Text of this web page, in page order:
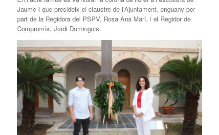
Jaume I que presideix el claustre de l’Ajuntament, enguany per
part de la Regidora del PSPV, Rosa Ana Marí, i el Regidor de
Compromís, Jordi Dominguis.